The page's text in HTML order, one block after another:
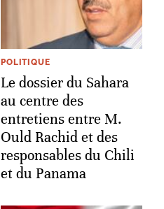
POLITIQUE
Le dossier du Sahara
au centre des
entretiens entre M.
Ould Rachid et des
responsables du Chili
et du Panama